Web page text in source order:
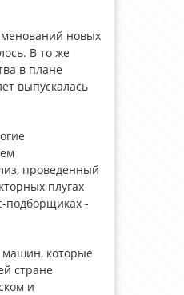
новых
В то же
в плане
выпускалась
проведенный
плугах
подборщиках -
машин, которые
стране
и